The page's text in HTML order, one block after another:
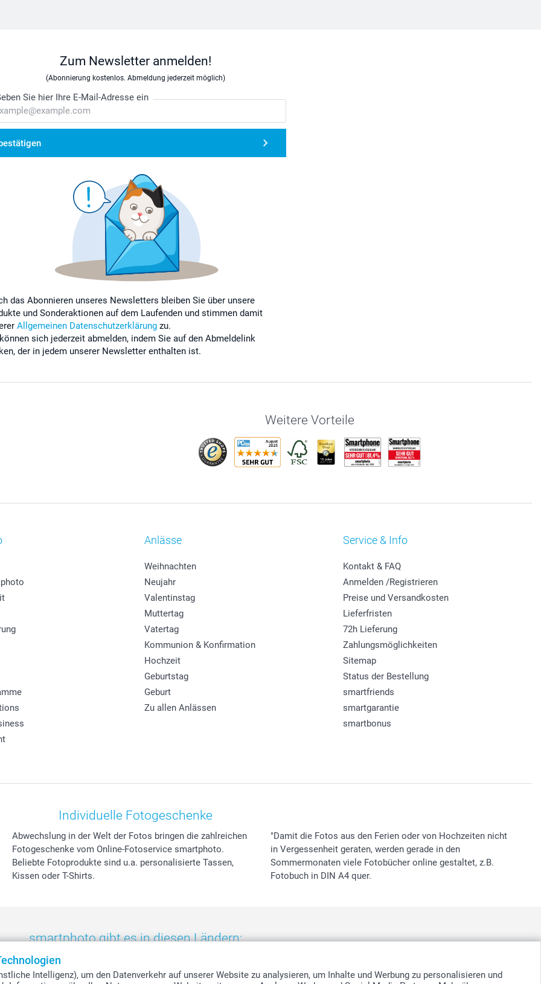
Intelligenz), um den Datenverkehr auf unserer Website zu analysieren, um Inhalte und Werbung zu personalisieren und
Zum Newsletter anmelden!
(Abonnierung kostenlos. Abmeldung jederzeit möglich)
Sie hier Ihre E-Mail-Adresse ein
das Abonnieren unseres Newsletters bleiben Sie über unsere
und Sonderaktionen auf dem Laufenden und stimmen damit
Allgemeinen Datenschutzerklärung zu.
sich jederzeit abmelden, indem Sie auf den Abmeldelink
der in jedem unserer Newsletter enthalten ist.
Weitere Vorteile
Anlässe
Weihnachten
Neujahr
Valentinstag
Muttertag
Vatertag
Kommunion & Konfirmation
Hochzeit
Geburtstag
Geburt
Zu allen Anlässen
Service & Info
Kontakt & FAQ
Anmelden /Registrieren
Preise und Versandkosten
Lieferfristen
72h Lieferung
Zahlungsmöglichkeiten
Sitemap
Status der Bestellung
smartfriends
smartgarantie
smartbonus
Individuelle Fotogeschenke
Abwechslung in der Welt der Fotos bringen die zahlreichen
Fotogeschenke vom Online-Fotoservice smartphoto.
Beliebte Fotoprodukte sind u.a. personalisierte Tassen,
Kissen oder T-Shirts.
"Damit die Fotos aus den Ferien oder von Hochzeiten nicht
in Vergessenheit geraten, werden gerade in den
Sommermonaten viele Fotobücher online gestaltet, z.B.
Fotobuch in DIN A4 quer.
smartphoto gibt es in diesen Ländern:
- Nederland